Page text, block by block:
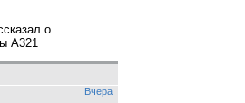
о
A321
Вчера